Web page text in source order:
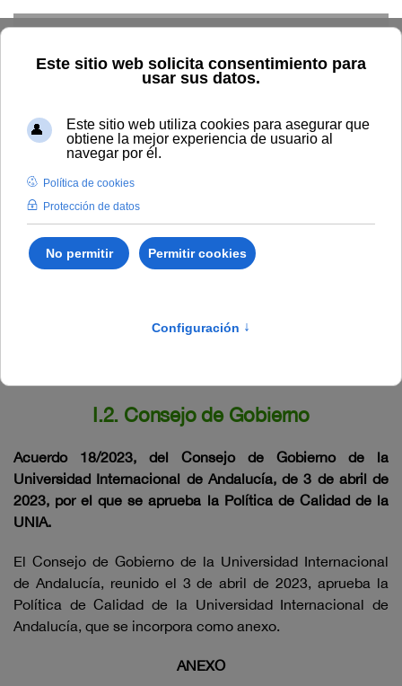
Inicio BOUNIA
Acuerdo 18/2023, del Consejo de Gobierno
de la Universidad Internacional de Andalucía, de 3 de abril de
Publicado en:
Bounia Número 7
DISPOSICIONES Y
I.2. Consejo de Gobierno
Acuerdo 18/2023, del Consejo de Gobierno de la
Universidad Internacional de Andalucía, de 3 de abril de
2023, por el que se aprueba la Política de Calidad de la
UNIA.
El Consejo de Gobierno de la Universidad Internacional
de Andalucía, reunido el 3 de abril de 2023, aprueba la
Política de Calidad de la Universidad Internacional de
Andalucía, que se incorpora como anexo.
ANEXO